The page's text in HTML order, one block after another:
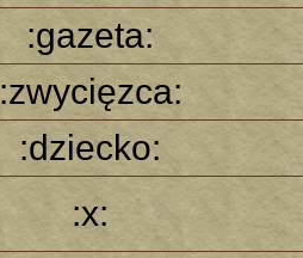
:gazeta:
:zwycięzca:
:dziecko:
:x: